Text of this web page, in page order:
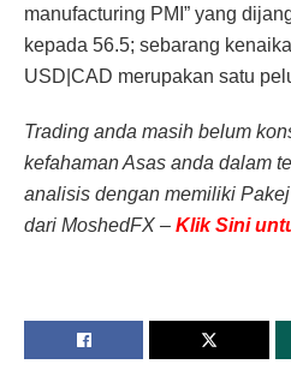
manufacturing PMI” yang
kepada 56.5; sebarang
USD|CAD merupakan satu
Trading anda masih belum
kefahaman Asas anda dalam
analisis dengan memiliki
dari MoshedFX – Klik Sini